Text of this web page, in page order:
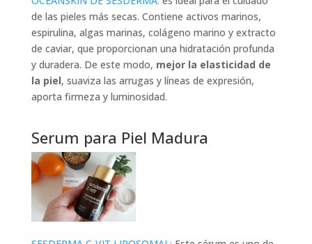
de las pieles más secas. Contiene activos marinos,
espirulina, algas marinas, colágeno marino y extracto
de caviar, que proporcionan una hidratación profunda
y duradera. De este modo, mejor la elasticidad de
la piel, suaviza las arrugas y líneas de expresión,
aporta firmeza y luminosidad.
Serum para Piel Madura